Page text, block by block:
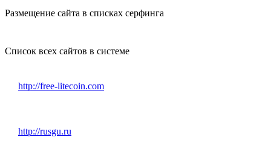
Размещение сайта в списках серфинга
Список всех сайтов в системе
http://free-litecoin.com
http://rusgu.ru